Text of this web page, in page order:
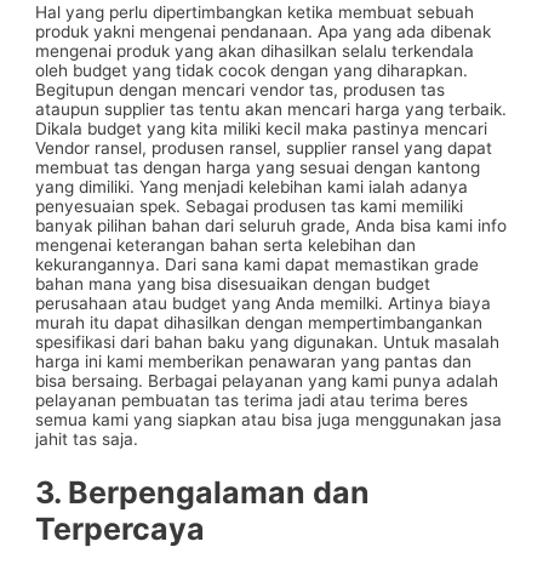
Hal yang perlu dipertimbangkan ketika membuat sebuah
produk yakni mengenai pendanaan. Apa yang ada dibenak
mengenai produk yang akan dihasilkan selalu terkendala
oleh budget yang tidak cocok dengan yang diharapkan.
Begitupun dengan mencari vendor tas, produsen tas
ataupun supplier tas tentu akan mencari harga yang terbaik.
Dikala budget yang kita miliki kecil maka pastinya mencari
Vendor ransel, produsen ransel, supplier ransel yang dapat
membuat tas dengan harga yang sesuai dengan kantong
yang dimiliki. Yang menjadi kelebihan kami ialah adanya
penyesuaian spek. Sebagai produsen tas kami memiliki
banyak pilihan bahan dari seluruh grade, Anda bisa kami info
mengenai keterangan bahan serta kelebihan dan
kekurangannya. Dari sana kami dapat memastikan grade
bahan mana yang bisa disesuaikan dengan budget
perusahaan atau budget yang Anda memilki. Artinya biaya
murah itu dapat dihasilkan dengan mempertimbangankan
spesifikasi dari bahan baku yang digunakan. Untuk masalah
harga ini kami memberikan penawaran yang pantas dan
bisa bersaing. Berbagai pelayanan yang kami punya adalah
pelayanan pembuatan tas terima jadi atau terima beres
semua kami yang siapkan atau bisa juga menggunakan jasa
jahit tas saja.
3. Berpengalaman dan
Terpercaya